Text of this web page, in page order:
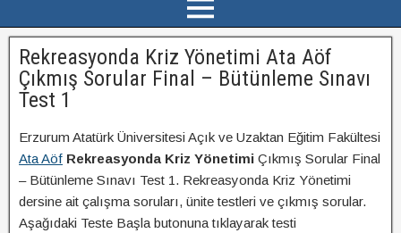
Rekreasyonda Kriz Yönetimi Ata Aöf
Çıkmış Sorular Final – Bütünleme Sınavı
Test 1
Erzurum Atatürk Üniversitesi Açık ve Uzaktan Eğitim Fakültesi
Ata Aöf Rekreasyonda Kriz Yönetimi Çıkmış Sorular Final
– Bütünleme Sınavı Test 1. Rekreasyonda Kriz Yönetimi
dersine ait çalışma soruları, ünite testleri ve çıkmış sorular.
Aşağıdaki Teste Başla butonuna tıklayarak testi